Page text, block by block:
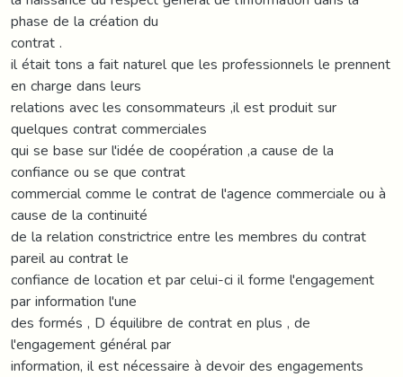
phase de la création du
contrat .
il était tons a fait naturel que les professionnels le prennent
en charge dans leurs
relations avec les consommateurs ,il est produit sur
quelques contrat commerciales
qui se base sur l'idée de coopération ,a cause de la
confiance ou se que contrat
commercial comme le contrat de l'agence commerciale ou à
cause de la continuité
de la relation constrictrice entre les membres du contrat
pareil au contrat le
confiance de location et par celui-ci il forme l'engagement
par information l'une
des formés , D équilibre de contrat en plus , de
l'engagement général par
information, il est nécessaire à devoir des engagements